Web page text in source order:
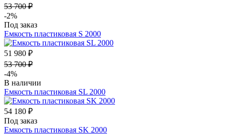
53 700 ₽
-2%
Под заказ
Емкость пластиковая S 2000
51 980 ₽
53 700 ₽
-4%
В наличии
Емкость пластиковая SL 2000
54 180 ₽
Под заказ
Емкость пластиковая SK 2000